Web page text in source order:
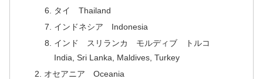
タイ Thailand
インドネシア Indonesia
インド スリランカ モルディブ トルコ
India, Sri Lanka, Maldives, Turkey
オセアニア Oceania